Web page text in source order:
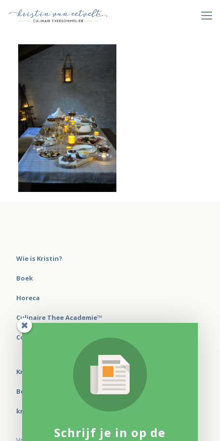
Wie is Kristin?
Boek
Horeca
Culinaire Thee Academie™
Contact
Kristin Van Eetvelt
Beekstraat 86 - 2500 Lier
kristin@theebijgerechten.be
Schrijf je in op de